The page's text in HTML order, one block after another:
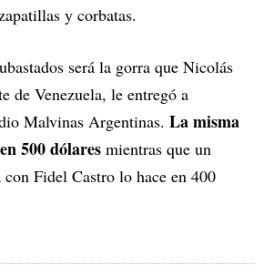
y corbatas.
será la gorra que Nicolás
de Venezuela, le entregó a
Malvinas Argentinas. La misma
500 dólares mientras que un
Fidel Castro lo hace en 400